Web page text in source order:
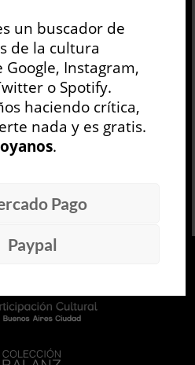
a los espasmos de un
el mundo que lo
un buscador de
de la cultura
Instagram,
o Spotify.
haciendo crítica,
nada y es gratis.
.
Pago
Paypal